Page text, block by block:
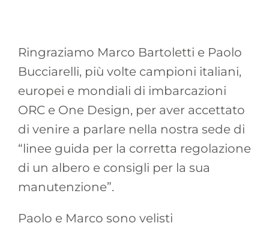
Ringraziamo Marco Bartoletti e Paolo
Bucciarelli, più volte campioni italiani,
europei e mondiali di imbarcazioni
ORC e One Design, per aver accettato
di venire a parlare nella nostra sede di
“linee guida per la corretta regolazione
di un albero e consigli per la sua
manutenzione”.
Paolo e Marco sono velisti